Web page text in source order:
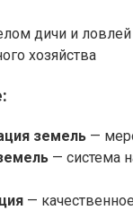
дичи и
хозяйства
земель —
— система
—